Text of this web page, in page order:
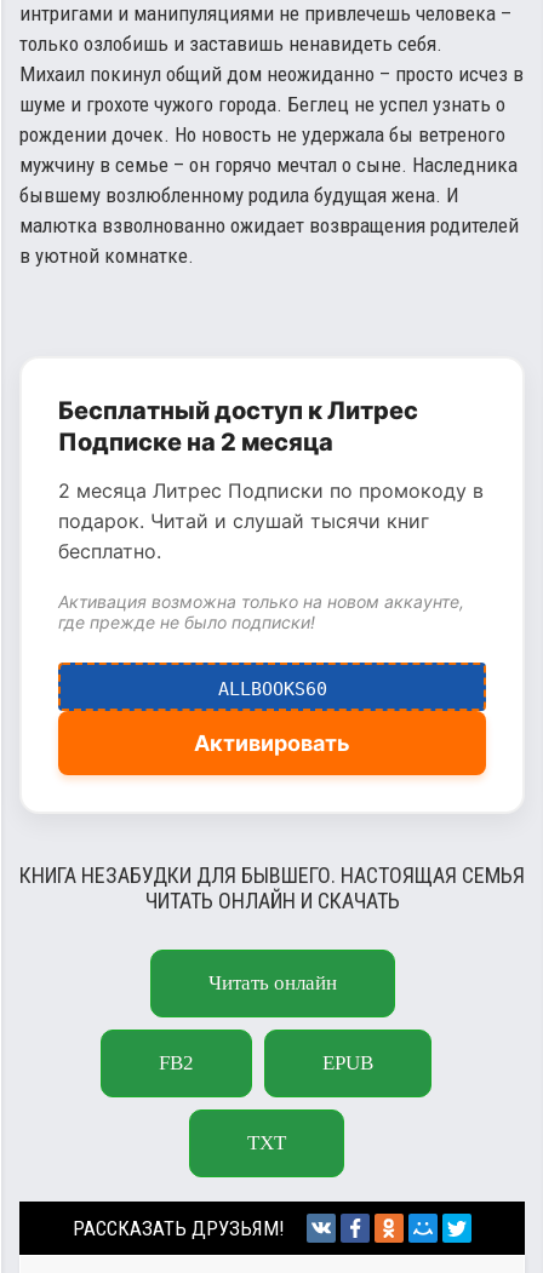
интригами и манипуляциями не привлечешь человека –
только озлобишь и заставишь ненавидеть себя.
Михаил покинул общий дом неожиданно – просто исчез в
шуме и грохоте чужого города. Беглец не успел узнать о
рождении дочек. Но новость не удержала бы ветреного
мужчину в семье – он горячо мечтал о сыне. Наследника
бывшему возлюбленному родила будущая жена. И
малютка взволнованно ожидает возвращения родителей
в уютной комнатке.
Бесплатный доступ к Литрес
Подписке на 2 месяца
2 месяца Литрес Подписки по промокоду в
подарок. Читай и слушай тысячи книг
бесплатно.
Активация возможна только на новом аккаунте,
где прежде не было подписки!
ALLBOOKS60
Активировать
КНИГА НЕЗАБУДКИ ДЛЯ БЫВШЕГО. НАСТОЯЩАЯ СЕМЬЯ
ЧИТАТЬ ОНЛАЙН И СКАЧАТЬ
Читать онлайн
FB2 EPUB
TXT
РАССКАЗАТЬ ДРУЗЬЯМ!